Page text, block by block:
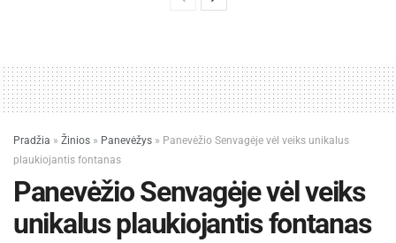
Pradžia » Žinios » Panevėžys » Panevėžio Senvagėje vėl veiks unikalus
plaukiojantis fontanas
Panevėžio Senvagėje vėl veiks
unikalus plaukiojantis fontanas